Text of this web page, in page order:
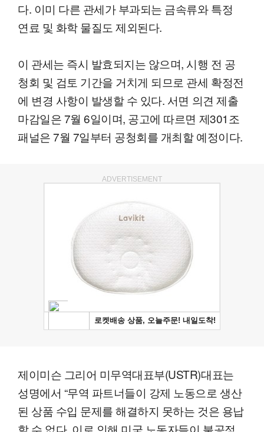
다. 이미 다른 관세가 부과되는 금속류와 특정
연료 및 화학 물질도 제외된다.
이 관세는 즉시 발효되지는 않으며, 시행 전 공
청회 및 검토 기간을 거치게 되므로 관세 확정전
에 변경 사항이 발생할 수 있다. 서면 의견 제출
마감일은 7월 6일이며, 공고에 따르면 제301조
패널은 7월 7일부터 공청회를 개최할 예정이다.
ADVERTISEMENT
제이미슨 그리어 미무역대표부(USTR)대표는
성명에서 “무역 파트너들이 강제 노동으로 생산
된 상품 수입 문제를 해결하지 못하는 것은 용납